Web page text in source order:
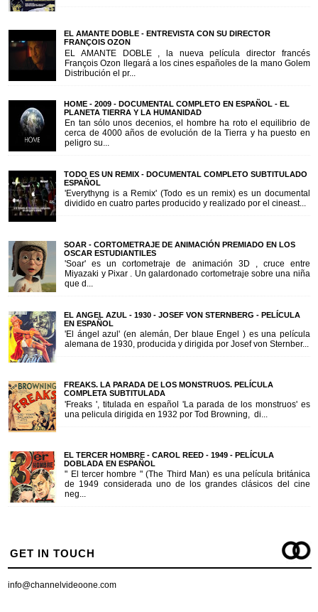
EL AMANTE DOBLE - ENTREVISTA CON SU DIRECTOR
FRANÇOIS OZON
EL AMANTE DOBLE , la nueva película director francés
François Ozon llegará a los cines españoles de la mano Golem
Distribución el pr...
HOME - 2009 - DOCUMENTAL COMPLETO EN ESPAÑOL - EL
PLANETA TIERRA Y LA HUMANIDAD
En tan sólo unos decenios, el hombre ha roto el equilibrio de
cerca de 4000 años de evolución de la Tierra y ha puesto en
peligro su...
TODO ES UN REMIX - DOCUMENTAL COMPLETO SUBTITULADO
ESPAÑOL
'Everythyng is a Remix' (Todo es un remix) es un documental
dividido en cuatro partes producido y realizado por el cineast...
SOAR - CORTOMETRAJE DE ANIMACIÓN PREMIADO EN LOS
OSCAR ESTUDIANTILES
'Soar' es un cortometraje de animación 3D , cruce entre
Miyazaki y Pixar . Un galardonado cortometraje sobre una niña
que d...
EL ANGEL AZUL - 1930 - JOSEF VON STERNBERG - PELÍCULA
EN ESPAÑOL
'El ángel azul' (en alemán, Der blaue Engel ) es una película
alemana de 1930, producida y dirigida por Josef von Sternber...
FREAKS. LA PARADA DE LOS MONSTRUOS. PELÍCULA
COMPLETA SUBTITULADA
'Freaks ', titulada en español 'La parada de los monstruos' es
una pelicula dirigida en 1932 por Tod Browning, di...
EL TERCER HOMBRE - CAROL REED - 1949 - PELÍCULA
DOBLADA EN ESPAÑOL
" El tercer hombre " (The Third Man) es una película británica
de 1949 considerada uno de los grandes clásicos del cine
neg...
GET IN TOUCH
info@channelvideoone.com